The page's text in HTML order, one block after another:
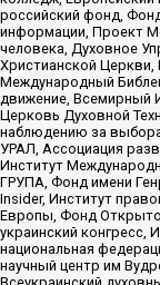
российский фонд,
информации, Проект
человека, Духовное
Христианской
Международный
движение, Всемирный
Церковь Духовной
наблюдению за
УРАЛ, Ассоциация
Институт
ГРУПА, Фонд имени
Insider, Институт
Европы, Фонд
украинский конгресс,
национальная
научный центр им